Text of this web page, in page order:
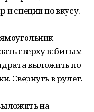
и специи по вкусу.
сверху взбитым
выложить по
Свернуть в рулет.
на